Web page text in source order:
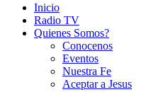
Inicio
Radio TV
Quienes Somos?
Conocenos
Eventos
Nuestra Fe
Aceptar a Jesus